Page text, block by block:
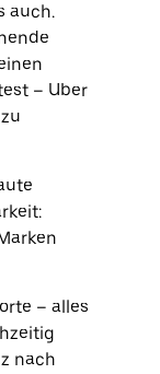
auch.
– Uber
– alles
nach